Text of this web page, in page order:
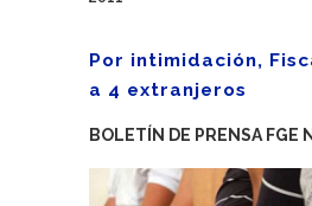
Por intimidación,
a 4 extranjeros
BOLETÍN DE PRENSA FGE